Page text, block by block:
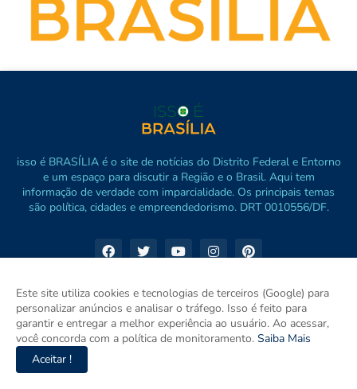
isso é BRASÍLIA é o site de notícias do Distrito Federal e Entorno
e um espaço para discutir a Região e o Brasil. Aqui tem
informação de verdade com imparcialidade. Os principais temas
são política, cidades e empreendedorismo. DRT 0010556/DF.
Este site utiliza cookies e tecnologias de terceiros (Google) para
personalizar anúncios e analisar o tráfego. Isso é feito para
garantir e entregar a melhor experiência ao usuário. Ao acessar,
você concorda com a política de monitoramento. Saiba Mais
Aceitar !